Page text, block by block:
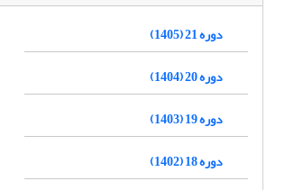
دوره 21 (1405)
دوره 20 (1404)
دوره 19 (1403)
دوره 18 (1402)